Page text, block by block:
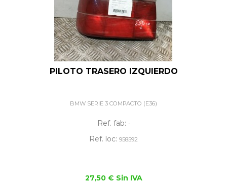
PILOTO TRASERO IZQUIERDO
BMW SERIE 3 COMPACTO (E36)
Ref. fab: -
Ref. loc: 958592
27,50 € Sin IVA